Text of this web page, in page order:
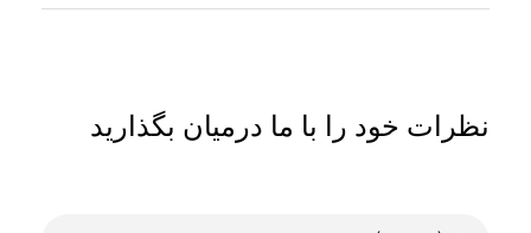
نظرات خود را با ما درمیان بگذارید